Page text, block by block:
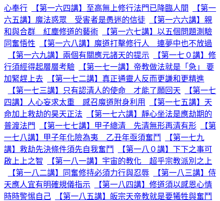
心奉行
【第一六四講】至高無上修行法門已降臨人間
【第一
六五講】魔法惑眾 受害者是愚迷的信徒
【第一六六講】親
和與合群 紅塵修道的藝術
【第一六七講】以五個問題測驗
同奮悟性
【第一六八講】魔道打擊修行人 連夢中也不放過
【第一六九講】兩個有關應元諸天的提示
【第一七０講】修
行須經得起層層考驗
【第一七一講】帝教做法就是「急」 要
加緊趕上去
【第一七二講】真正通靈人反而更謙和更精進
【第一七三講】只有認清人的使命 才能了願回天
【第一七
四講】人心妄求太重 感召魔道附身利用
【第一七五講】天
命加上救劫的昊天正法
【第一七六講】靜心坐法是應劫期的
普渡法門
【第一七七講】甲子總清 先清無形再清有形
【第
一七八講】甲子年化險為夷 乙丑年亟須奮鬥
【第一七九
講】救劫先決條件須先自我奮鬥
【第一八０講】下下之事可
啟上上之智
【第一八一講】宇宙的教化 超乎宗教派別之上
【第一八二講】同奮修持必須力行與忍辱
【第一八三講】侍
天應人宜有明確規儀指示
【第一八四講】修道須以感恩心情
時時警惕自己
【第一八五講】皈宗天帝教就是要犧牲與奮鬥